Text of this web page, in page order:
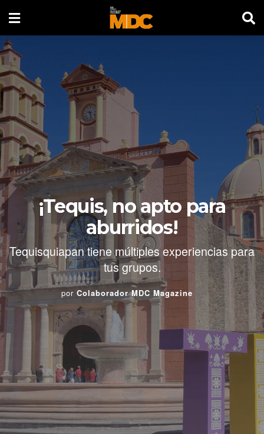
¡Tequis, no apto para
aburridos!
Tequisquiapan tiene múltiples experiencias para
tus grupos.
por Colaborador MDC Magazine